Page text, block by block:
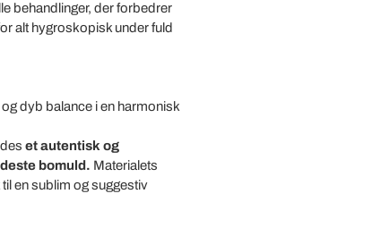
behandlinger, der forbedrer
alt hygroskopisk under fuld
dyb balance i en harmonisk
et autentisk og
bomuld. Materialets
en sublim og suggestiv